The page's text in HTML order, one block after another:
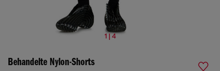
1 | 4
Behandelte Nylon-Shorts